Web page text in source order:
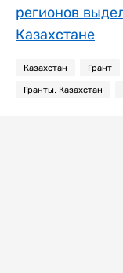
регионов
Казахстане
Казахстан Грант
Гранты. Казахстан